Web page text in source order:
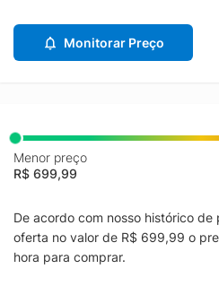
Monitorar Preço
Menor preço
R$ 699,99
De acordo com nosso histórico de
oferta no valor de R$ 699,99 o
hora para comprar.